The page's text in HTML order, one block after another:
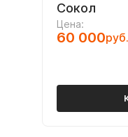
Сокол
Цена:
60 000